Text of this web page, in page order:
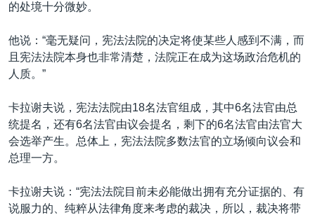
的处境十分微妙。
他说：“毫无疑问，宪法法院的决定将使某些人感到不满，而
且宪法法院本身也非常清楚，法院正在成为这场政治危机的
人质。”
卡拉谢夫说，宪法法院由18名法官组成，其中6名法官由总
统提名，还有6名法官由议会提名，剩下的6名法官由法官大
会选举产生。总体上，宪法法院多数法官的立场倾向议会和
总理一方。
卡拉谢夫说：“宪法法院目前未必能做出拥有充分证据的、有
说服力的、纯粹从法律角度来考虑的裁决，所以，裁决将带